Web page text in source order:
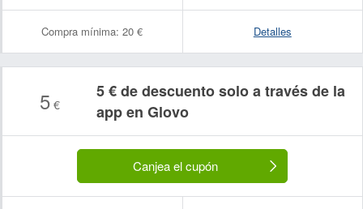
Compra mínima: 20 € Detalles
5 €
5 € de descuento solo a través de la
app en Glovo
Canjea el cupón